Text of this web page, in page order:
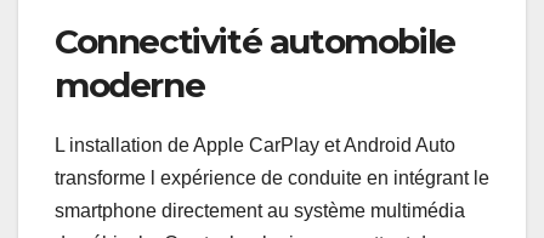
Connectivité automobile
moderne
L installation de Apple CarPlay et Android Auto
transforme l expérience de conduite en intégrant le
smartphone directement au système multimédia